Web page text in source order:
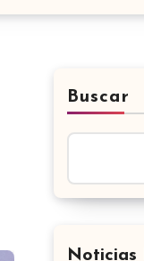
Buscar
Noticias